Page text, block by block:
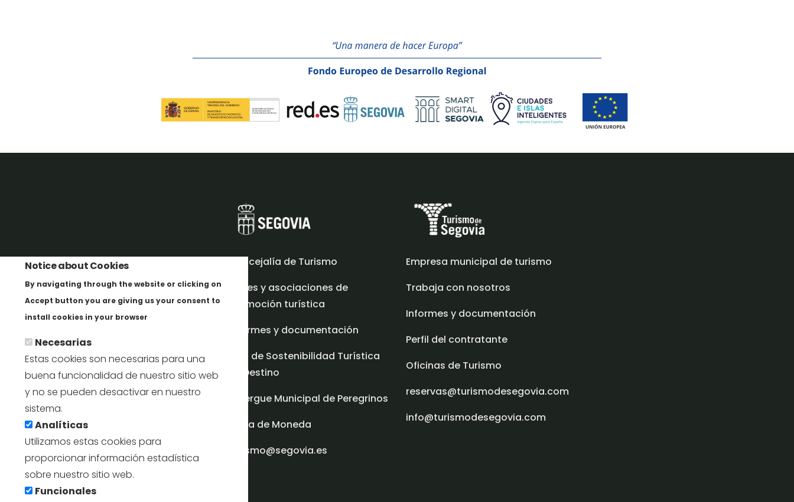
Notice about Cookies
By navigating through the website or clicking on
Accept button you are giving us your consent to
install cookies in your browser
Necesarias
Estas cookies son necesarias para una
buena funcionalidad de nuestro sitio web
y no se pueden desactivar en nuestro
sistema.
Analíticas
Utilizamos estas cookies para
proporcionar información estadística
sobre nuestro sitio web.
Funcionales
Concejalía de Turismo
Redes y asociaciones de
promoción turística
Informes y documentación
Plan de Sostenibilidad Turística
en Destino
Albergue Municipal de Peregrinos
Casa de Moneda
turismo@segovia.es
Empresa municipal de turismo
Trabaja con nosotros
Informes y documentación
Perfil del contratante
Oficinas de Turismo
reservas@turismodesegovia.com
info@turismodesegovia.com